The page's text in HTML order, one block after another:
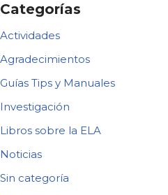
Categorías
Actividades
Agradecimientos
Guías Tips y Manuales
Investigación
Libros sobre la ELA
Noticias
Sin categoría